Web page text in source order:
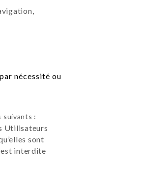
nécessité ou
suivants :
Utilisateurs
sont
est interdite